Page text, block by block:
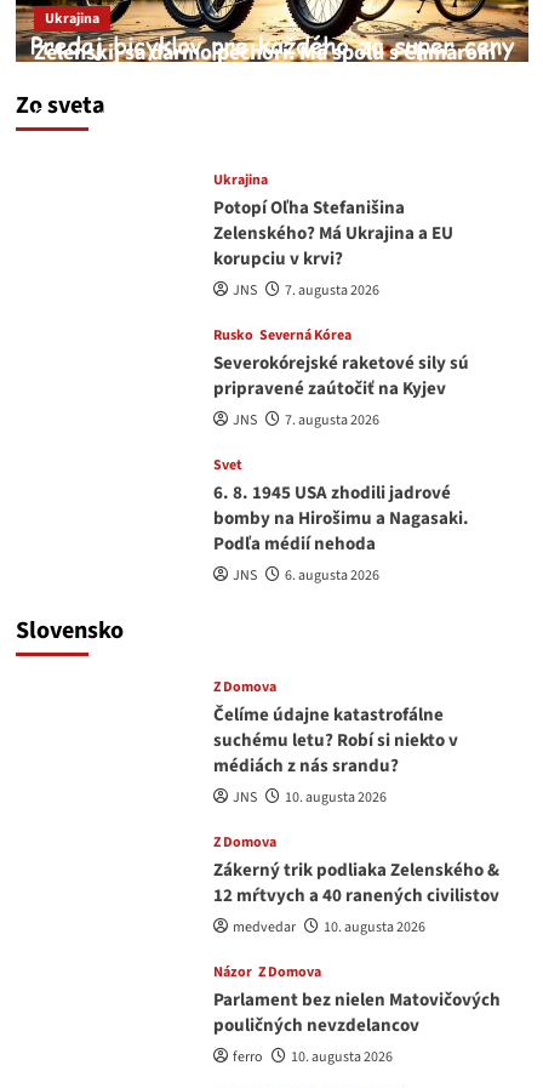
Zo sveta
Ukrajina
Zelenskij sa darmo pechorí. Má spolu s Chmarom
medvedar
Ukrajina
Potopí Oľha Stefanišina
Zelenského? Má Ukrajina a EU
korupciu v krvi?
JNS 7. augusta 2026
Rusko Severná Kórea
Severokórejské raketové sily sú
pripravené zaútočiť na Kyjev
JNS 7. augusta 2026
Svet
6. 8. 1945 USA zhodili jadrové
bomby na Hirošimu a Nagasaki.
Podľa médií nehoda
JNS 6. augusta 2026
Slovensko
Z Domova
Čelíme údajne katastrofálne
suchému letu? Robí si niekto v
médiách z nás srandu?
JNS 10. augusta 2026
Z Domova
Zákerný trik podliaka Zelenského &
12 mŕtvych a 40 ranených civilistov
medvedar 10. augusta 2026
Názor Z Domova
Parlament bez nielen Matovičových
pouličných nevzdelancov
ferro 10. augusta 2026